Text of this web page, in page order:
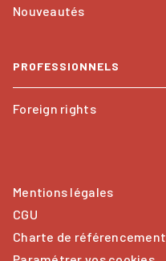
Nouveautés
PROFESSIONNELS
Foreign rights
Mentions légales
CGU
Charte de référencement